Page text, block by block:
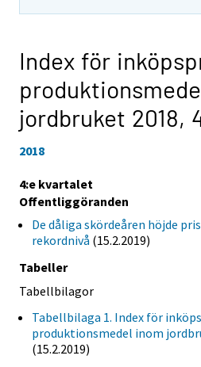
Index för
jordbruket 2018,
2018
4:e kvartalet
Offentliggöranden
De dåliga skördeåren höjde
rekordnivå (15.2.2019)
Tabeller
Tabellbilagor
Tabellbilaga 1. Index för
produktionsmedel inom
(15.2.2019)